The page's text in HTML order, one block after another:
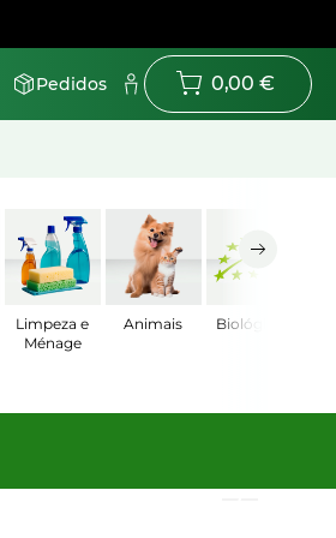
Pedidos 0,00 €
Limpeza e
Ménage
Animais Biológicos